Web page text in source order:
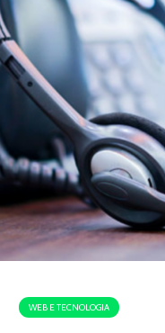
WEB E TECNOLOGIA